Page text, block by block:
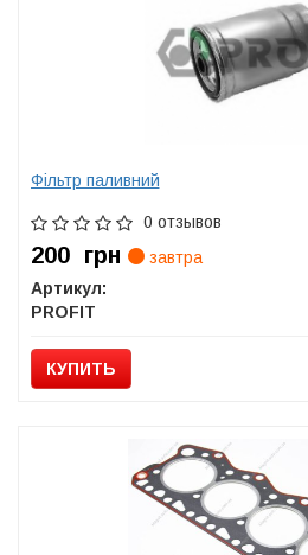
Фільтр паливний
0 отзывов
200 грн
завтра
Артикул:
PROFIT
КУПИТЬ